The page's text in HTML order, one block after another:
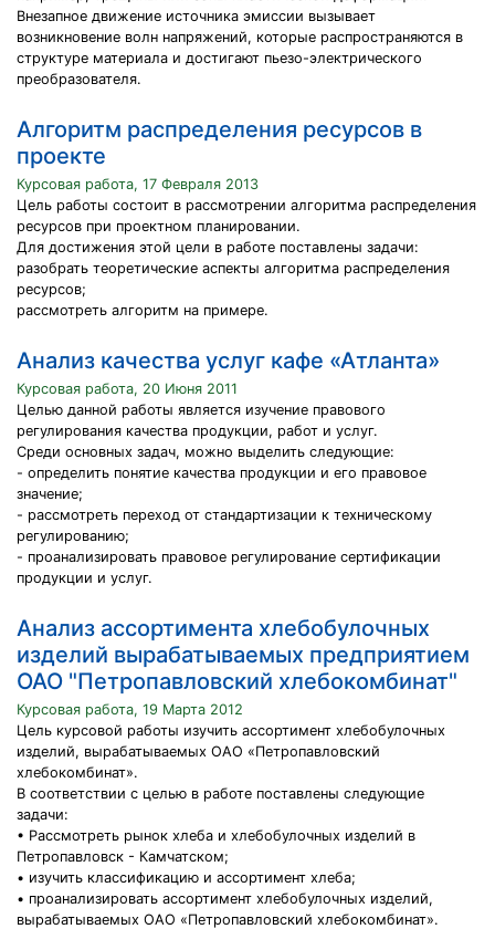
Внезапное движение источника эмиссии вызывает
возникновение волн напряжений, которые распространяются в
структуре материала и достигают пьезо-электрического
преобразователя.
Алгоритм распределения ресурсов в
проекте
Курсовая работа, 17 Февраля 2013
Цель работы состоит в рассмотрении алгоритма распределения
ресурсов при проектном планировании.
Для достижения этой цели в работе поставлены задачи:
разобрать теоретические аспекты алгоритма распределения
ресурсов;
рассмотреть алгоритм на примере.
Анализ качества услуг кафе «Атланта»
Курсовая работа, 20 Июня 2011
Целью данной работы является изучение правового
регулирования качества продукции, работ и услуг.
Среди основных задач, можно выделить следующие:
- определить понятие качества продукции и его правовое
значение;
- рассмотреть переход от стандартизации к техническому
регулированию;
- проанализировать правовое регулирование сертификации
продукции и услуг.
Анализ ассортимента хлебобулочных
изделий вырабатываемых предприятием
ОАО "Петропавловский хлебокомбинат"
Курсовая работа, 19 Марта 2012
Цель курсовой работы изучить ассортимент хлебобулочных
изделий, вырабатываемых ОАО «Петропавловский
хлебокомбинат».
В соответствии с целью в работе поставлены следующие
задачи:
• Рассмотреть рынок хлеба и хлебобулочных изделий в
Петропавловск - Камчатском;
• изучить классификацию и ассортимент хлеба;
• проанализировать ассортимент хлебобулочных изделий,
вырабатываемых ОАО «Петропавловский хлебокомбинат».